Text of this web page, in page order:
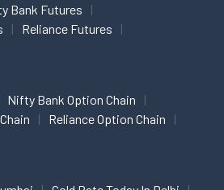
Bank Futures
Reliance Futures
Nifty Bank Option Chain
Reliance Option Chain